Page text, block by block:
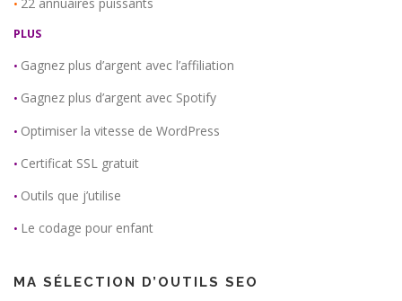
•
PLUS
• Gagnez plus d’argent avec l’affiliation
• Gagnez plus d’argent avec Spotify
• Optimiser la vitesse de WordPress
• Certificat SSL gratuit
• Outils que j’utilise
• Le codage pour enfant
MA SÉLECTION D’OUTILS SEO